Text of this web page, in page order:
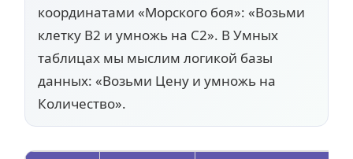
координатами «Морского боя»: «Возьми
клетку B2 и умножь на C2». В Умных
таблицах мы мыслим логикой базы
данных: «Возьми Цену и умножь на
Количество».